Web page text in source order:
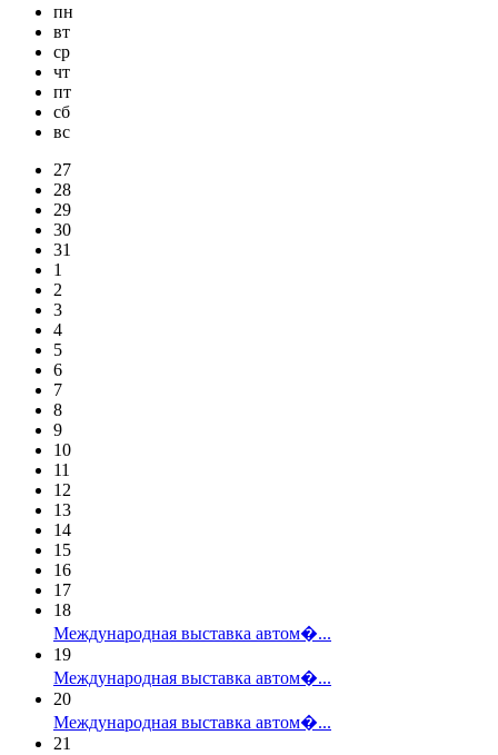
пн
вт
ср
чт
пт
сб
вс
27
28
29
30
31
1
2
3
4
5
6
7
8
9
10
11
12
13
14
15
16
17
18
Международная выставка автом�...
19
Международная выставка автом�...
20
Международная выставка автом�...
21